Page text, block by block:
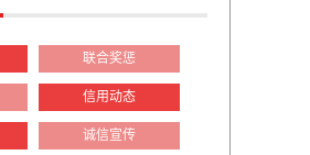
联合奖惩
信用动态
诚信宣传